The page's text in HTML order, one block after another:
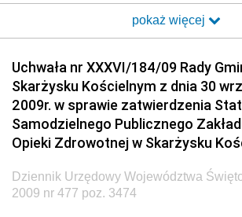
Dziennik Urzędowy Ministra
Elektronicznej
Dziennik Urzędowy Ministra Spraw
Administracji
Dziennik Urzędowy Ministra
Dziennik Urzędowy Ministra
Dziennik Urzędowy Ministra Nauki i
pokaż więcej
Uchwała nr XXXVI/184/09 Rady
Skarżysku Kościelnym z dnia 30
2009r. w sprawie zatwierdzenia
Samodzielnego Publicznego
Opieki Zdrowotnej w Skarżysku
Dziennik Urzędowy Województwa
2009 nr 477 poz. 3474